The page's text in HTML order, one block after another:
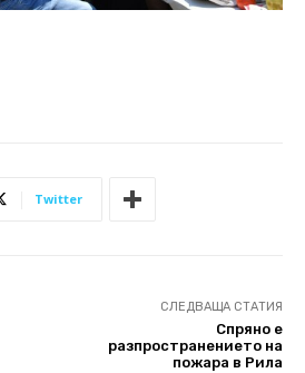
Twitter
СЛЕДВАЩА СТАТИЯ
Спряно е
разпространението на
пожара в Рила